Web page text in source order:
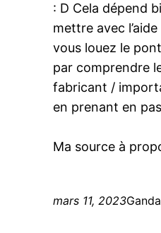
: D Cela dépend
mettre avec
vous louez le
par comprendre
fabricant /
en prenant en
Ma source à
mars 11, 2023